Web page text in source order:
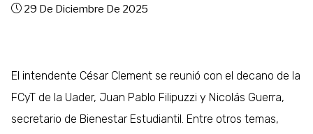
29 De Diciembre De 2025
El intendente César Clement se reunió con el decano de la
FCyT de la Uader, Juan Pablo Filipuzzi y Nicolás Guerra,
secretario de Bienestar Estudiantil. Entre otros temas,